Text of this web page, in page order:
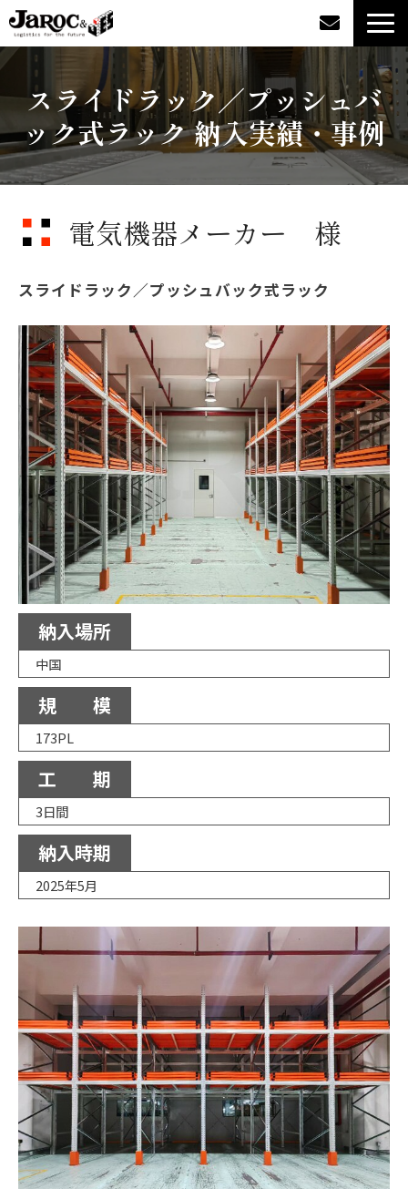
製品情報
企業情報
カタログダウンロード
ジャロックコラム
採用情報
オンラインショップ
スライドラック／プッシュバ
ック式ラック 納入実績・事例
電気機器メーカー 様
スライドラック／プッシュバック式ラック
納入場所
中国
規 模
173PL
工 期
3日間
納入時期
2025年5月